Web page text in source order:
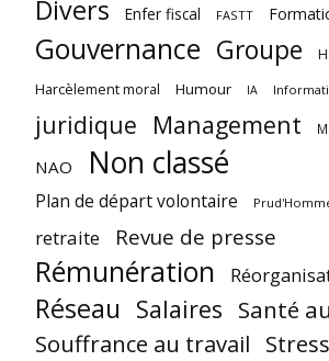
Divers Enfer fiscal FASTT
Gouvernance Groupe
Harcèlement moral Humour IA
juridique Management
NAO Non classé
Plan de départ volontaire
retraite Revue de presse
Rémunération
Réseau Salaires Santé
Souffrance au travail Stress